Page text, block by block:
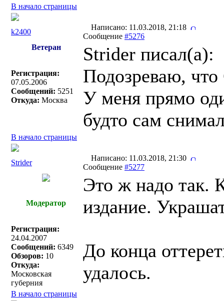
В начало страницы
k2400
Написано: 11.03.2018, 21:18
Сообщение #5276
Ветеран
Регистрация:
07.05.2006
Сообщений: 5251
Откуда: Москва
Strider писал(a):
Подозреваю, что
У меня прямо
будто сам
В начало страницы
Strider
Написано: 11.03.2018, 21:30
Сообщение #5277
Модератор
Регистрация:
24.04.2007
Сообщений: 6349
Обзоров: 10
Откуда:
Московская
губерния
Это ж надо так.
издание.
До конца
удалось.
В начало страницы